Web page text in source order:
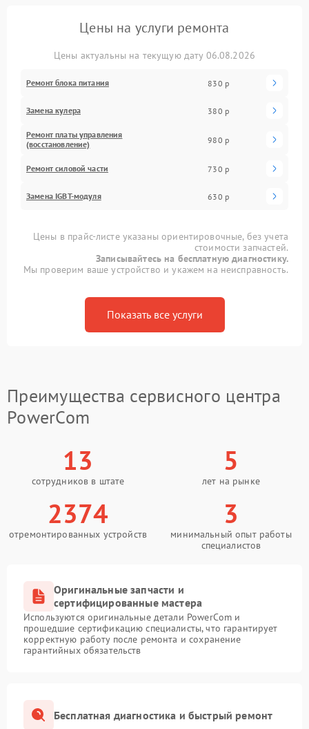
Цены на услуги ремонта
Цены актуальны на текущую дату 06.08.2026
Ремонт блока питания 830 р
Замена кулера 380 р
Ремонт платы управления
(восстановление)
980 р
Ремонт силовой части 730 р
Замена IGBT-модуля 630 р
Цены в прайс-листе указаны ориентировочные, без учета
стоимости запчастей.
Записывайтесь на бесплатную диагностику.
Мы проверим ваше устройство и укажем на неисправность.
Показать все услуги
Преимущества сервисного центра
PowerCom
13
сотрудников в штате
5
лет на рынке
2374
отремонтированных устройств
3
минимальный опыт работы
специалистов
Оригинальные запчасти и
сертифицированные мастера
Используются оригинальные детали PowerCom и
прошедшие сертификацию специалисты, что гарантирует
корректную работу после ремонта и сохранение
гарантийных обязательств
Бесплатная диагностика и быстрый ремонт